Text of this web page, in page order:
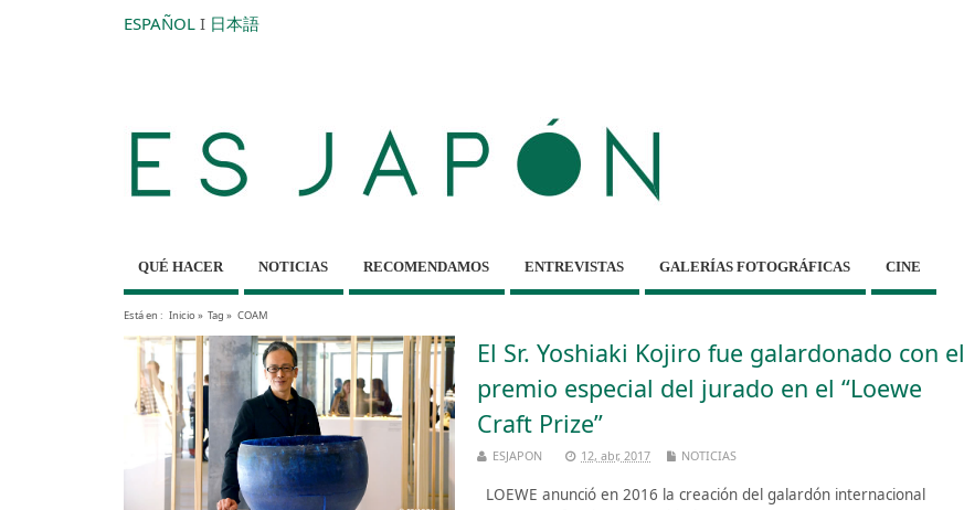
ESPAÑOL I 日本語
QUÉ HACER NOTICIAS RECOMENDAMOS ENTREVISTAS GALERÍAS FOTOGRÁFICAS CINE
Está en : Inicio» Tag » COAM
El Sr. Yoshiaki Kojiro fue galardonado con el
premio especial del jurado en el “Loewe
Craft Prize”
ESJAPON 12, abr, 2017 NOTICIAS
LOEWE anunció en 2016 la creación del galardón internacional